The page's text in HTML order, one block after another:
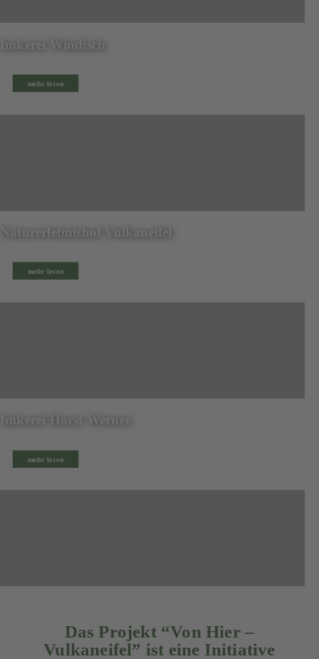
Imkerei Windisch
mehr lesen
Naturerlebnishof Vulkaneifel
mehr lesen
Imkerei Horst Werner
mehr lesen
Das Projekt “Von Hier –
Vulkaneifel” ist eine Initiative